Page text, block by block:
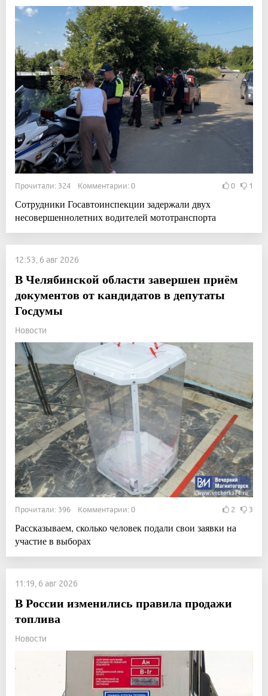
Прочитали: 324 Комментарии: 0 0 1
Сотрудники Госавтоинспекции задержали двух
несовершеннолетних водителей мототранспорта
12:53, 6 авг 2026
В Челябинской области завершен приём
документов от кандидатов в депутаты
Госдумы
Новости
Прочитали: 396 Комментарии: 0 2 3
Рассказываем, сколько человек подали свои заявки на
участие в выборах
11:19, 6 авг 2026
В России изменились правила продажи
топлива
Новости